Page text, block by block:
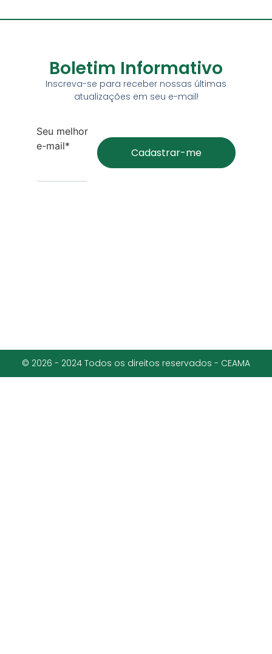
Boletim Informativo
Inscreva-se para receber nossas últimas
atualizações em seu e-mail!
Seu melhor
e-mail*
© 2026 - 2024 Todos os direitos reservados - CEAMA